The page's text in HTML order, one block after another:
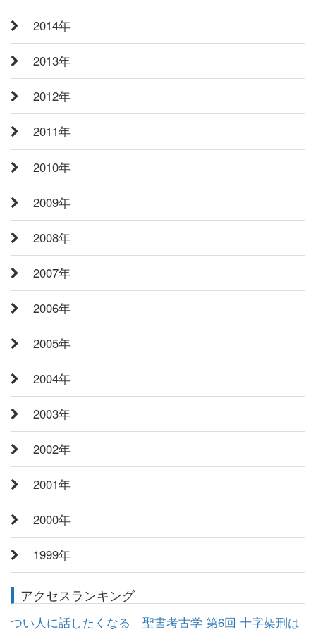
2014年
2013年
2012年
2011年
2010年
2009年
2008年
2007年
2006年
2005年
2004年
2003年
2002年
2001年
2000年
1999年
アクセスランキング
つい人に話したくなる 聖書考古学 第6回 十字架刑は